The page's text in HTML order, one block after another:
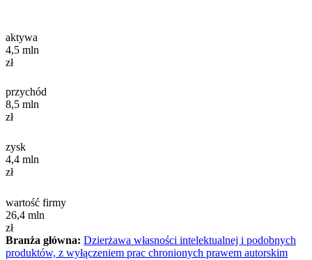
aktywa
4,5 mln
zł
przychód
8,5 mln
zł
zysk
4,4 mln
zł
wartość firmy
26,4 mln
zł
Branża główna: Dzierżawa własności intelektualnej i podobnych
produktów, z wyłączeniem prac chronionych prawem autorskim